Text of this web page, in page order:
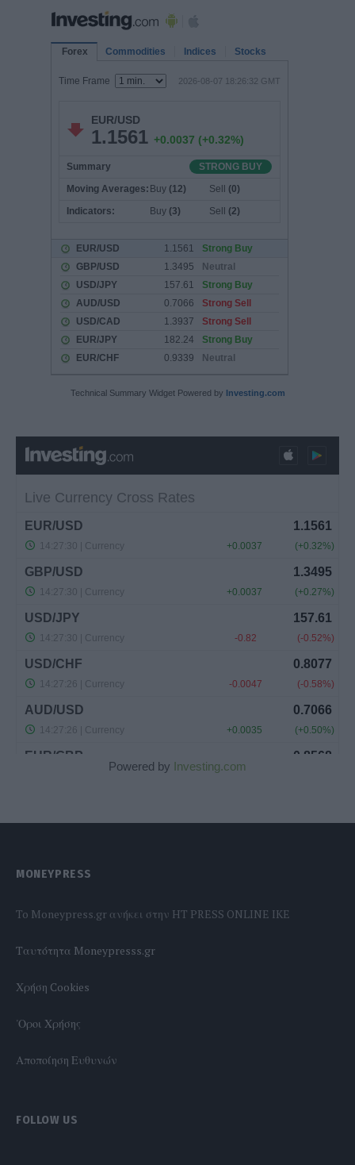
Technical Summary Widget Powered by Investing.com
Powered by Investing.com
MONEYPRESS
To Moneypress.gr ανήκει στην HT PRESS ONLINE IKE
Tαυτότητα Moneypresss.gr
Χρήση Cookies
'Οροι Χρήσης
Αποποίηση Ευθυνών
FOLLOW US